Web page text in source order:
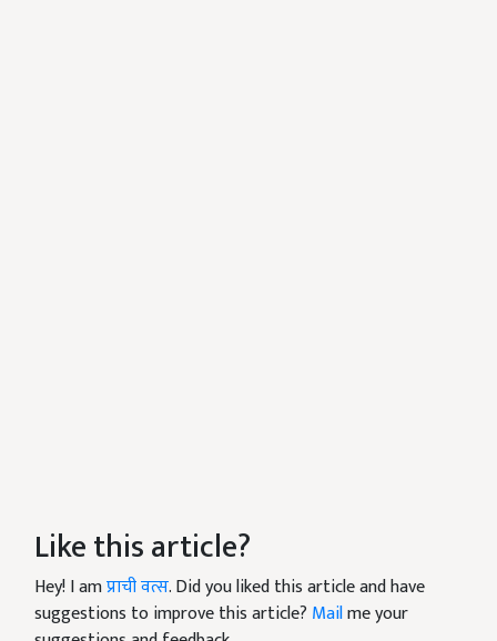
Like this article?
Hey! I amप्राची वत्स. Did you liked this article and have
suggestions to improve this article? Mailme your